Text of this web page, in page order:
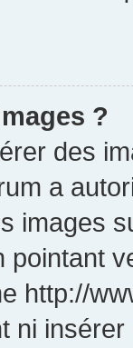
?
des
a
images
pointant
http://
ni